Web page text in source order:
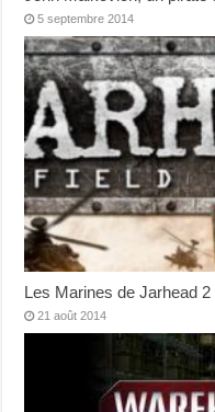
5 septembre 2014
Les Marines de Jarhead
21 août 2014